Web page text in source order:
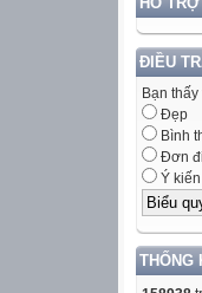
ĐIỀU
Bạn
Đẹp
Bình
Đơn
Ý
THỐNG